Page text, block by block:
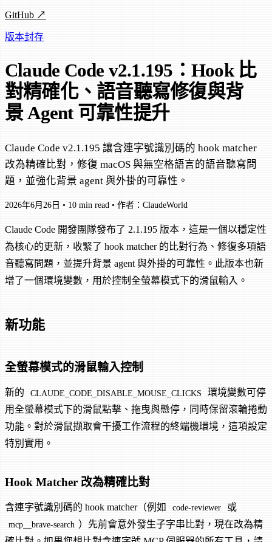
GitHub ↗
版本封存
Claude Code v2.1.195：Hook 比
對精確化、語音聽寫修復與背
景 Agent 可靠性提升
Claude Code v2.1.195 讓含連字號識別碼的 hook matcher
改為精確比對，修復 macOS 與無空格語言的語音聽寫問
題，並強化背景 agent 與外掛的可靠性。
2026年6月26日 • 10 min read • 作者：ClaudeWorld
Claude Code 開發團隊發布了 2.1.195 版本，這是一個以穩定性
為核心的更新，收緊了 hook matcher 的比對行為、修復多項語
音聽寫問題，並提升背景 agent 與外掛的可靠性。此版本也新
增了一個環境變數，用於控制全螢幕模式下的滑鼠輸入。
新功能
全螢幕模式的滑鼠輸入控制
新的 CLAUDE_CODE_DISABLE_MOUSE_CLICKS
環境變數可停
用全螢幕模式下的滑鼠點擊、拖曳與懸停，同時保留滾輪捲動
功能。對於滑鼠擷取會干擾工作流程的終端機環境，這項設定
特別實用。
Hook Matcher 改為精確比對
含連字號識別碼的 hook matcher（例如 code-reviewer 或
mcp__brave-search ）先前會意外發生子字串比對，現在改為精